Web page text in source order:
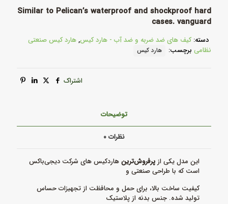
Similar to Pelican’s waterproof and shockproof hard
cases. vanguard
دسته:کیف های ضد ضربه و ضد آب - هارد کیس,هارد کیس صنعتی
نظامی برچسب: هارد کیس
اشتراک
توضیحات
نظرات۰
این مدل یکی ازپرفروش‌ترینهاردکیس های شرکت دیجی‌باکس
است که با طراحی صنعتی و
کیفیت ساخت بالا، برای حمل و محافظت از تجهیزات حساس
تولید شده. جنس بدنه از پلاستیک